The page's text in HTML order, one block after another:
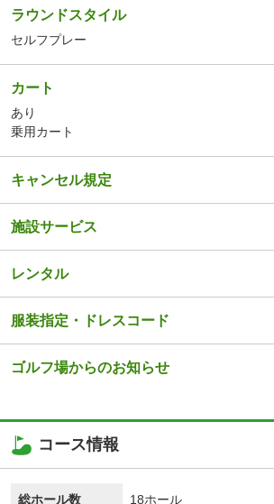
ラウンドスタイル
セルフプレー
カート
あり
乗用カート
キャンセル規定
施設サービス
レンタル
服装指定・ドレスコード
ゴルフ場からのお知らせ
コース情報
総ホール数 18ホール